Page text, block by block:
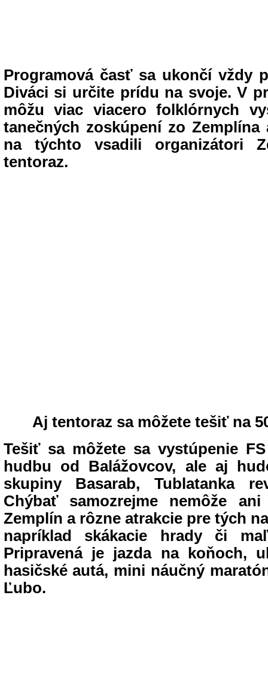
Programová časť sa ukončí vždy
Diváci si určite prídu na svoje. V
môžu viac viacero folklórnych
tanečných zoskúpení zo Zemplína
na týchto vsadili organizátori
tentoraz.
Aj tentoraz sa môžete tešiť na
Tešiť sa môžete sa vystúpenie
hudbu od Balážovcov, ale aj
skupiny Basarab, Tublatanka
Chýbať samozrejme nemôže
Zemplín a rôzne atrakcie pre tých
napríklad skákacie hrady či
Pripravená je jazda na koňoch,
hasičské autá, mini náučný
Ľubo.